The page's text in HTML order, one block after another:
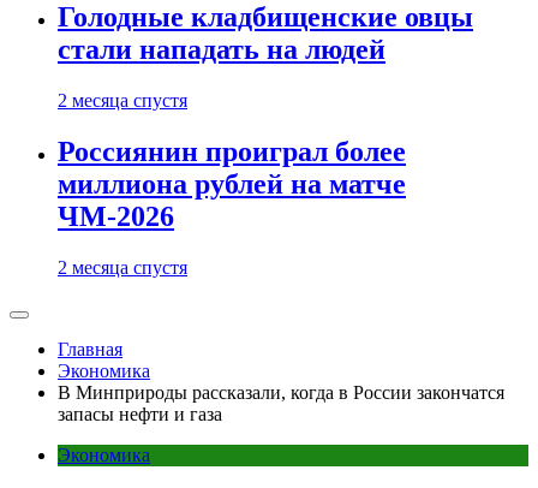
Голодные кладбищенские овцы
стали нападать на людей
2 месяца спустя
Россиянин проиграл более
миллиона рублей на матче
ЧМ-2026
2 месяца спустя
Главная
Экономика
В Минприроды рассказали, когда в России закончатся
запасы нефти и газа
Экономика